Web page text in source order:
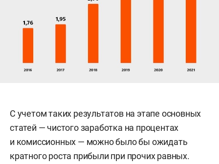
С учетом таких результатов на этапе основных
статей — чистого заработка на процентах
и комиссионных — можно было бы ожидать
кратного роста прибыли при прочих равных.